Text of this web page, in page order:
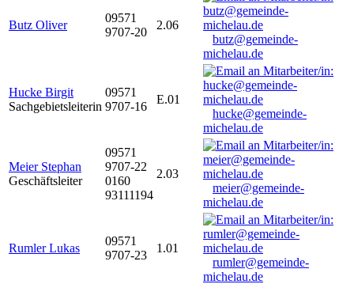
Butz Oliver
09571
9707-20
2.06
butz@gemeinde-
michelau.de
Hucke Birgit
Sachgebietsleiterin
09571
9707-16
E.01
hucke@gemeinde-
michelau.de
Meier Stephan
Geschäftsleiter
09571
9707-22
0160
93111194
2.03
meier@gemeinde-
michelau.de
Rumler Lukas
09571
9707-23
1.01
rumler@gemeinde-
michelau.de